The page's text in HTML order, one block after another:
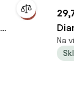
ks
Na